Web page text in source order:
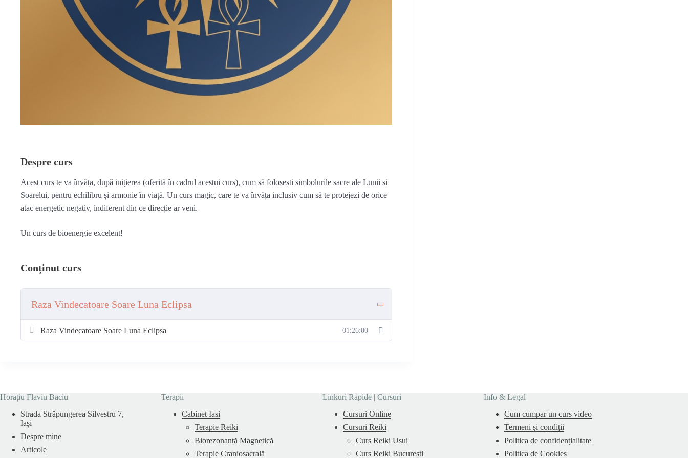
Despre curs
Acest curs te va învăța, după inițierea (oferită în cadrul acestui curs), cum să folosești simbolurile sacre ale Lunii și
Soarelui, pentru echilibru și armonie în viață. Un curs magic, care te va învăța inclusiv cum să te protejezi de orice
atac energetic negativ, indiferent din ce direcție ar veni.
Un curs de bioenergie excelent!
Conținut curs
Raza Vindecatoare Soare Luna Eclipsa
Raza Vindecatoare Soare Luna Eclipsa 01:26:00
Horațiu Flaviu Baciu
Strada Străpungerea Silvestru 7,
Iași
Despre mine
Articole
Terapii
Cabinet Iasi
Terapie Reiki
Biorezonanță Magnetică
Terapie Craniosacrală
Linkuri Rapide | Cursuri
Cursuri Online
Cursuri Reiki
Curs Reiki Usui
Curs Reiki București
Info & Legal
Cum cumpar un curs video
Termeni și condiții
Politica de confidențialitate
Politica de Cookies